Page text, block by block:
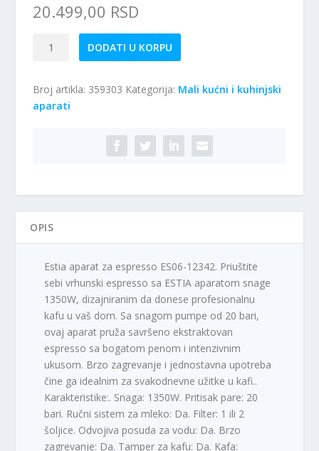
20.499,00 RSD
Estia
espresso
ES06-
DODATI U KORPU
Broj artikla: 359303 Kategorija: Mali kućni i kuhinjski
aparati
OPIS
Estia aparat za espresso ES06-12342. Priuštite
sebi vrhunski espresso sa ESTIA aparatom snage
1350W, dizajniranim da donese profesionalnu
kafu u vaš dom. Sa snagom pumpe od 20 bari,
ovaj aparat pruža savršeno ekstraktovan
espresso sa bogatom penom i intenzivnim
ukusom. Brzo zagrevanje i jednostavna upotreba
čine ga idealnim za svakodnevne užitke u kafi..
Karakteristike:. Snaga: 1350W. Pritisak pare: 20
bari. Ručni sistem za mleko: Da. Filter: 1 ili 2
šoljice. Odvojiva posuda za vodu: Da. Brzo
zagrevanje: Da. Tamper za kafu: Da. Kafa: